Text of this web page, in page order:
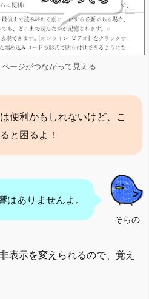
ージがつながって見える
便利かもしれないけど、こ
と困るよ！
そらの
はありませんよ。
表示を変えられるので、覚え